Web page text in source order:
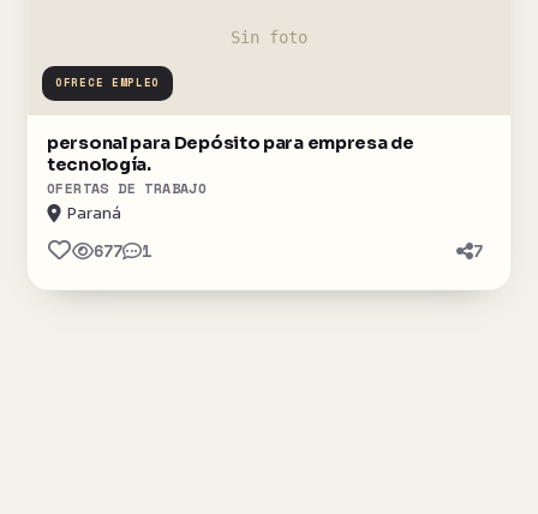
OFRECE EMPLEO
personal para Depósito para empresa de
tecnología.
OFERTAS DE TRABAJO
Paraná
677 1 7